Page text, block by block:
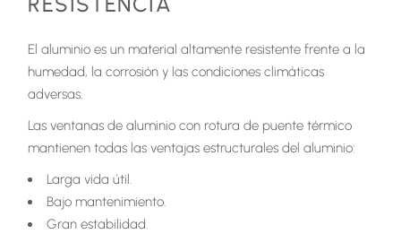
El aluminio es un material altamente resistente frente a la
humedad, la corrosión y las condiciones climáticas
adversas.
Las ventanas de aluminio con rotura de puente térmico
mantienen todas las ventajas estructurales del aluminio:
Larga vida útil.
Bajo mantenimiento.
Gran estabilidad.